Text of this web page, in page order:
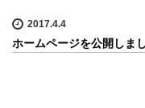
2017.4.4
ホームページを公開しまし